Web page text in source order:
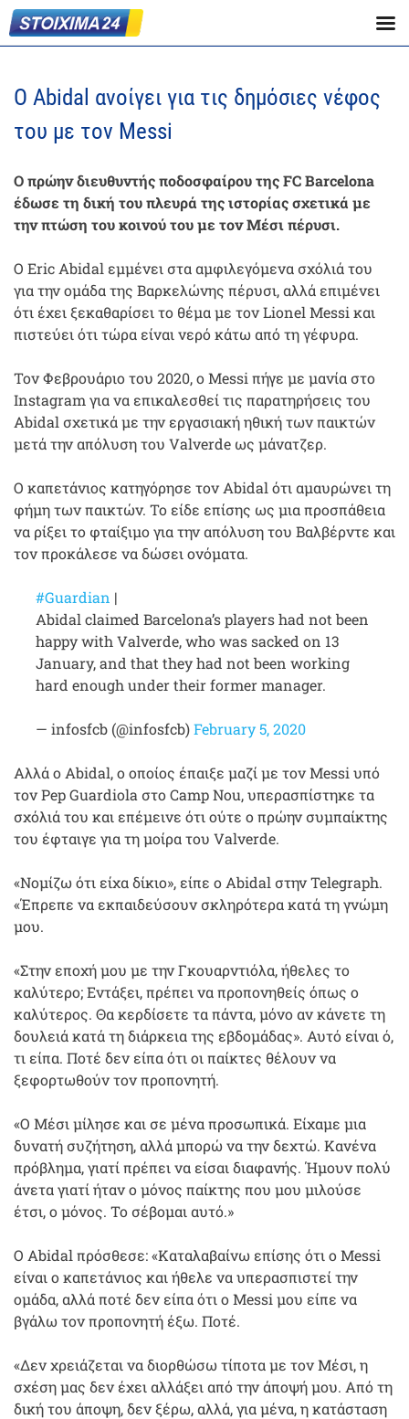
Ο Abidal ανοίγει για τις δημόσιες νέφος
του με τον Messi
Ο πρώην διευθυντής ποδοσφαίρου της FC Barcelona
έδωσε τη δική του πλευρά της ιστορίας σχετικά με
την πτώση του κοινού του με τον Μέσι πέρυσι.
Ο Eric Abidal εμμένει στα αμφιλεγόμενα σχόλιά του
για την ομάδα της Βαρκελώνης πέρυσι, αλλά επιμένει
ότι έχει ξεκαθαρίσει το θέμα με τον Lionel Messi και
πιστεύει ότι τώρα είναι νερό κάτω από τη γέφυρα.
Τον Φεβρουάριο του 2020, ο Messi πήγε με μανία στο
Instagram για να επικαλεσθεί τις παρατηρήσεις του
Abidal σχετικά με την εργασιακή ηθική των παικτών
μετά την απόλυση του Valverde ως μάνατζερ.
Ο καπετάνιος κατηγόρησε τον Abidal ότι αμαυρώνει τη
φήμη των παικτών. Το είδε επίσης ως μια προσπάθεια
να ρίξει το φταίξιμο για την απόλυση του Βαλβέρντε και
τον προκάλεσε να δώσει ονόματα.
#Guardian |
Abidal claimed Barcelona’s players had not been
happy with Valverde, who was sacked on 13
January, and that they had not been working
hard enough under their former manager.
— infosfcb (@infosfcb)February 5, 2020
Αλλά ο Abidal, ο οποίος έπαιξε μαζί με τον Messi υπό
τον Pep Guardiola στο Camp Nou, υπερασπίστηκε τα
σχόλιά του και επέμεινε ότι ούτε ο πρώην συμπαίκτης
του έφταιγε για τη μοίρα του Valverde.
«Νομίζω ότι είχα δίκιο», είπε ο Abidal στην Telegraph.
«Έπρεπε να εκπαιδεύσουν σκληρότερα κατά τη γνώμη
μου.
«Στην εποχή μου με την Γκουαρντιόλα, ήθελες το
καλύτερο; Εντάξει, πρέπει να προπονηθείς όπως ο
καλύτερος. Θα κερδίσετε τα πάντα, μόνο αν κάνετε τη
δουλειά κατά τη διάρκεια της εβδομάδας». Αυτό είναι ό,
τι είπα. Ποτέ δεν είπα ότι οι παίκτες θέλουν να
ξεφορτωθούν τον προπονητή.
«Ο Μέσι μίλησε και σε μένα προσωπικά. Είχαμε μια
δυνατή συζήτηση, αλλά μπορώ να την δεχτώ. Κανένα
πρόβλημα, γιατί πρέπει να είσαι διαφανής. Ήμουν πολύ
άνετα γιατί ήταν ο μόνος παίκτης που μου μιλούσε
έτσι, ο μόνος. Το σέβομαι αυτό.»
Ο Abidal πρόσθεσε: «Καταλαβαίνω επίσης ότι ο Messi
είναι ο καπετάνιος και ήθελε να υπερασπιστεί την
ομάδα, αλλά ποτέ δεν είπα ότι ο Messi μου είπε να
βγάλω τον προπονητή έξω. Ποτέ.
«Δεν χρειάζεται να διορθώσω τίποτα με τον Μέσι, η
σχέση μας δεν έχει αλλάξει από την άποψή μου. Από τη
δική του άποψη, δεν ξέρω, αλλά, για μένα, η κατάσταση